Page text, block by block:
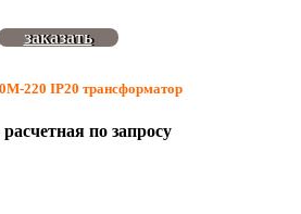
заказать
220 IP20 трансформатор
по запросу